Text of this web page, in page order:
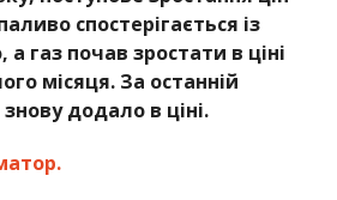
спостерігається із
газ почав зростати в ціні
місяця. За останній
додало в ціні.